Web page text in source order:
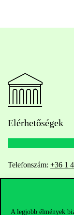
A legjobb élmények
Elérhetőségek
Telefonszám: +36 1
Kérdésed van a
Oktatói elérhetőségek